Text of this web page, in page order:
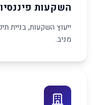
השקעות
ייעוץ השקעות, בניית
מניב.